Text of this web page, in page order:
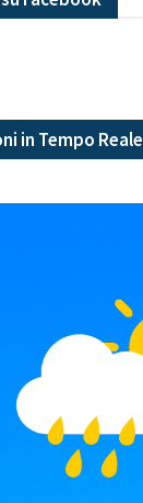
in Tempo Reale